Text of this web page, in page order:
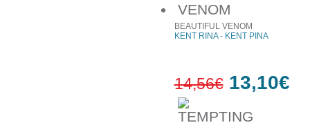
BEAUTIFUL VENOM
KENT RINA - ΚΕΝΤ ΡΙΝΑ
14,56€ 13,10€